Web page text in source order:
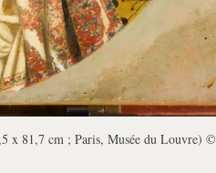
x 81,7 cm ; Paris, Musée du Louvre) ©